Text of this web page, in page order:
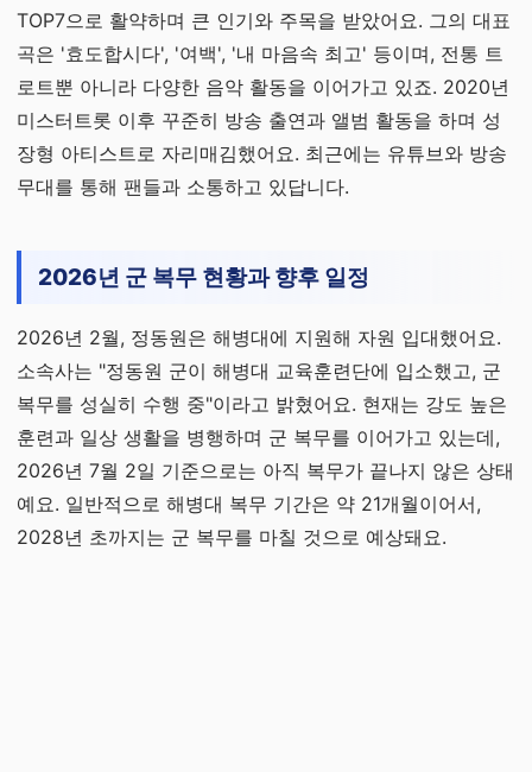
TOP7으로 활약하며 큰 인기와 주목을 받았어요. 그의 대표
곡은 '효도합시다', '여백', '내 마음속 최고' 등이며, 전통 트
로트뿐 아니라 다양한 음악 활동을 이어가고 있죠. 2020년
미스터트롯 이후 꾸준히 방송 출연과 앨범 활동을 하며 성
장형 아티스트로 자리매김했어요. 최근에는 유튜브와 방송
무대를 통해 팬들과 소통하고 있답니다.
2026년 군 복무 현황과 향후 일정
2026년 2월, 정동원은 해병대에 지원해 자원 입대했어요.
소속사는 "정동원 군이 해병대 교육훈련단에 입소했고, 군
복무를 성실히 수행 중"이라고 밝혔어요. 현재는 강도 높은
훈련과 일상 생활을 병행하며 군 복무를 이어가고 있는데,
2026년 7월 2일 기준으로는 아직 복무가 끝나지 않은 상태
예요. 일반적으로 해병대 복무 기간은 약 21개월이어서,
2028년 초까지는 군 복무를 마칠 것으로 예상돼요.